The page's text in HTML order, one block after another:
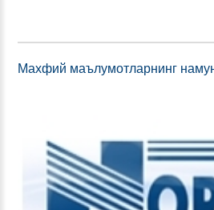
Махфий маълумотларнинг